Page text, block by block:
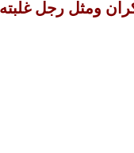
ومثل رجل